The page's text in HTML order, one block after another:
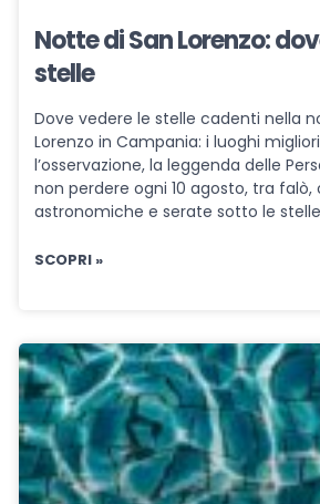
Notte di San Lorenzo:
stelle
Dove vedere le stelle cadenti nella
Lorenzo in Campania: i luoghi
l’osservazione, la leggenda delle
non perdere ogni 10 agosto, tra falò,
astronomiche e serate sotto le
SCOPRI »